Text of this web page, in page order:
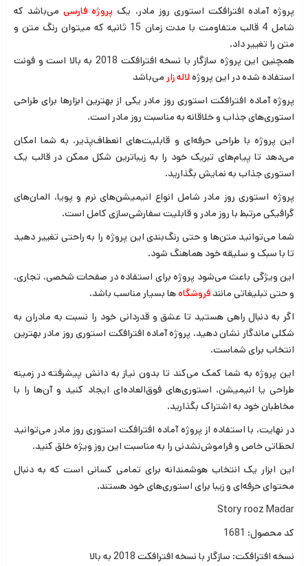
پروژه آماده افترافکت استوری روز مادر، یک پروژه فارسیمی‌باشد که
شامل 4 قالب متفاومت با مدت زمان 15 ثانیه که میتوان رنگ متن و
متن را تغییر داد.
همچنین این پروژه سازگار با نسخه افترافکت 2018 به بالا است و فونت
استفاده شده در این پروژه لاله زار می‌باشد
پروژه آماده افترافکت استوری روز مادر یکی از بهترین ابزارها برای طراحی
استوری‌های جذاب و خلاقانه به مناسبت روز مادر است.
این پروژه با طراحی حرفه‌ای و قابلیت‌های انعطاف‌پذیر، به شما امکان
می‌دهد تا پیام‌های تبریک خود را به زیباترین شکل ممکن در قالب یک
استوری جذاب به نمایش بگذارید.
پروژه استوری روز مادر شامل انواع انیمیشن‌های نرم و پویا، المان‌های
گرافیکی مرتبط با روز مادر و قابلیت سفارشی‌سازی کامل است.
شما می‌توانید متن‌ها و حتی رنگ‌بندی این پروژه را به راحتی تغییر دهید
تا با سبک و سلیقه خود هماهنگ شود.
این ویژگی باعث می‌شود پروژه برای استفاده در صفحات شخصی، تجاری،
و حتی تبلیغاتی مانند فروشگاهها بسیار مناسب باشد.
اگر به دنبال راهی هستید تا عشق و قدردانی خود را نسبت به مادران به
شکلی ماندگار نشان دهید، پروژه آماده افترافکت استوری روز مادر بهترین
انتخاب برای شماست.
این پروژه به شما کمک می‌کند تا بدون نیاز به دانش پیشرفته در زمینه
طراحی یا انیمیشن، استوری‌های فوق‌العاده‌ای ایجاد کنید و آن‌ها را با
مخاطبان خود به اشتراک بگذارید.
در نهایت، با استفاده از پروژه آماده افترافکت استوری روز مادر می‌توانید
لحظاتی خاص و فراموش‌نشدنی را به مناسبت این روز ویژه خلق کنید.
این ابزار یک انتخاب هوشمندانه برای تمامی کسانی است که به دنبال
محتوای حرفه‌ای و زیبا برای استوری‌های خود هستند.
Story rooz Madar
کد محصول: 1681
نسخه افترافکت: سازگار با نسخه افترافکت 2018 به بالا